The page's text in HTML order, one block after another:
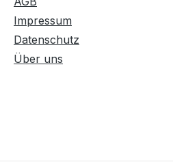
Impressum
Datenschutz
Über uns